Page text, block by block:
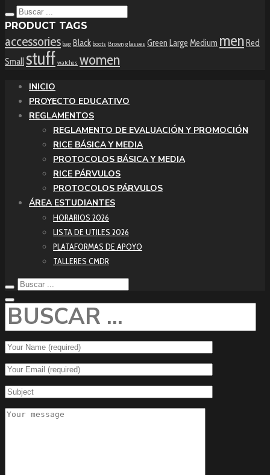
PRODUCT TAGS
accessories bag Black boots Brown glasses Green Large Medium menRed
Small stuff watches women
INICIO
PROYECTO EDUCATIVO
REGLAMENTOS
REGLAMENTO DE EVALUACIÓN Y PROMOCIÓN
RICE BÁSICA Y MEDIA
PROTOCOLOS BÁSICA Y MEDIA
RICE PÁRVULOS
PROTOCOLOS PÁRVULOS
ÁREA ESTUDIANTES
HORARIOS 2026
LISTA DE UTILES 2026
PLATAFORMAS DE APOYO
TALLERES CMDR